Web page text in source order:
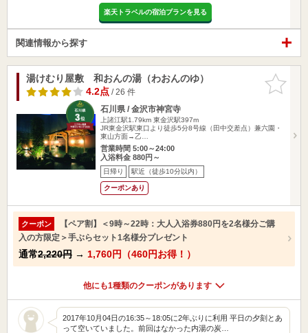
楽天トラベルの宿泊プランを見る
関連情報から探す
お気に入
りに追加
湯けむり屋敷 和おんの湯（わおんのゆ）
4.2点/ 26 件
石川県 / 金沢市神宮寺
上諸江駅1.79km 東金沢駅397m
JR東金沢駅東口より徒歩5分8号線（田中交差点）兼六園・
東山方面→乙…
営業時間 5:00～24:00
入浴料金 880円～
日帰り 駅近（徒歩10分以内）
クーポンあり
クーポン
【ペア割】＜9時～22時：大人入浴券880円を2名様分ご購
入の方限定＞手ぶらセット1名様分プレゼント
通常2,220円 → 1,760円（460円お得！）
他にも1種類のクーポンがあります
2017年10月04日の16:35～18:05に2年ぶりに利用 平日の夕刻とあ
って空いていました。前回はなかった内湯の炭…